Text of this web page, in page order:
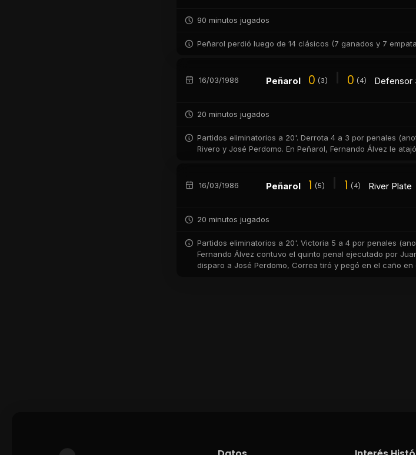
90 minutos jugados
Peñarol perdió luego de 14 clásicos (7 ganados y 7
16/03/1986 Peñarol 0 (3) 0 (4) Defensor
20 minutos jugados
Partidos eliminatorios a 20'. Derrota 4 a 3 por penales
Rivero y José Perdomo. En Peñarol, Fernando Álvez le
16/03/1986 Peñarol 1 (5) 1 (4) River Plate
20 minutos jugados
Partidos eliminatorios a 20'. Victoria 5 a 4 por penales
Fernando Álvez contuvo el quinto penal ejecutado por
disparo a José Perdomo, Correa tiró y pegó en el caño